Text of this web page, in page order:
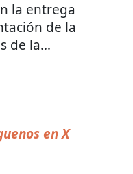
la entrega
de la
de la…
en X